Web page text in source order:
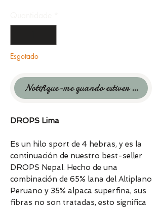
Esgotado
Notifique-me quando estiver disponível
DROPS Lima
Es un hilo sport de 4 hebras, y es la
continuación de nuestro best-seller
DROPS Nepal. Hecho de una
combinación de 65% lana del Altiplano
Peruano y 35% alpaca superfina, sus
fibras no son tratadas, esto significa